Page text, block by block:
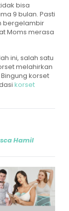
bisa
9 bulan. Pasti
bergelambir
Moms merasa
ini, salah satu
melahirkan
korset
korset
Hamil